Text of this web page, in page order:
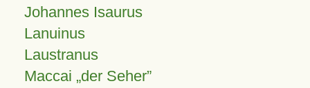
Johannes Isaurus
Lanuinus
Laustranus
Maccai „der Seher”